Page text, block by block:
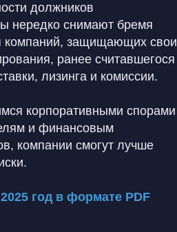
должников
нередко снимают бремя
компаний, защищающих свои
ранее считавшегося
лизинга и комиссии.
корпоративными спорами
и финансовым
компании смогут лучше
год в формате PDF